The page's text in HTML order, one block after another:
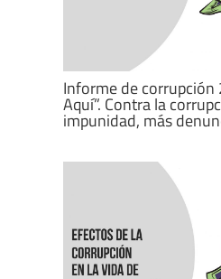
Informe de corrupción
Aquí”. Contra la
impunidad, más